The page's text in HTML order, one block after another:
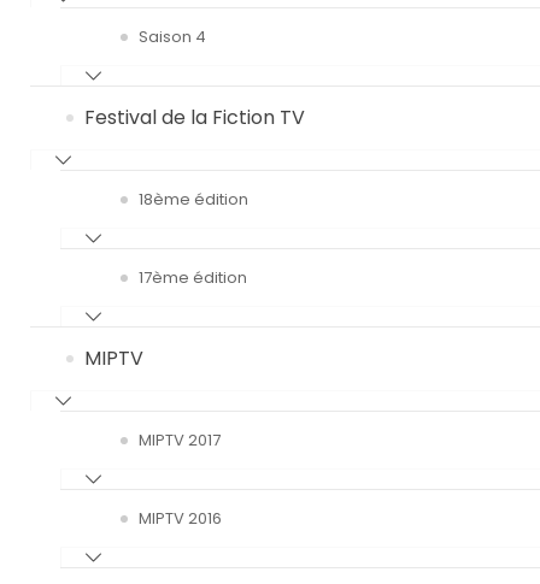
Saison 4
Festival de la Fiction TV
18ème édition
17ème édition
MIPTV
MIPTV 2017
MIPTV 2016